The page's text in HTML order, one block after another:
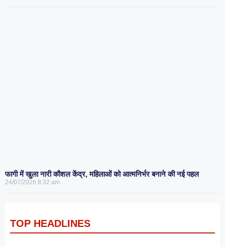
फागी में खुला नारी कौशल केंद्र, महिलाओं को आत्मनिर्भर बनाने की नई पहल
24/07/2026 8:32 am
TOP HEADLINES